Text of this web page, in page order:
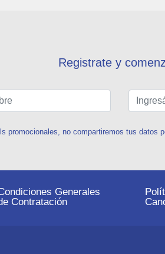
Registrate y
promocionales, no compartiremos tus datos
Generales
Contratación